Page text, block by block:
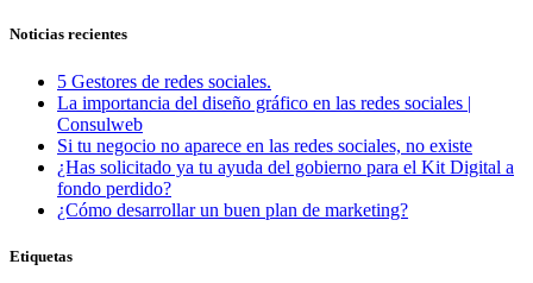
Noticias recientes
5 Gestores de redes sociales.
La importancia del diseño gráfico en las redes sociales |
Consulweb
Si tu negocio no aparece en las redes sociales, no existe
¿Has solicitado ya tu ayuda del gobierno para el Kit Digital a
fondo perdido?
¿Cómo desarrollar un buen plan de marketing?
Etiquetas